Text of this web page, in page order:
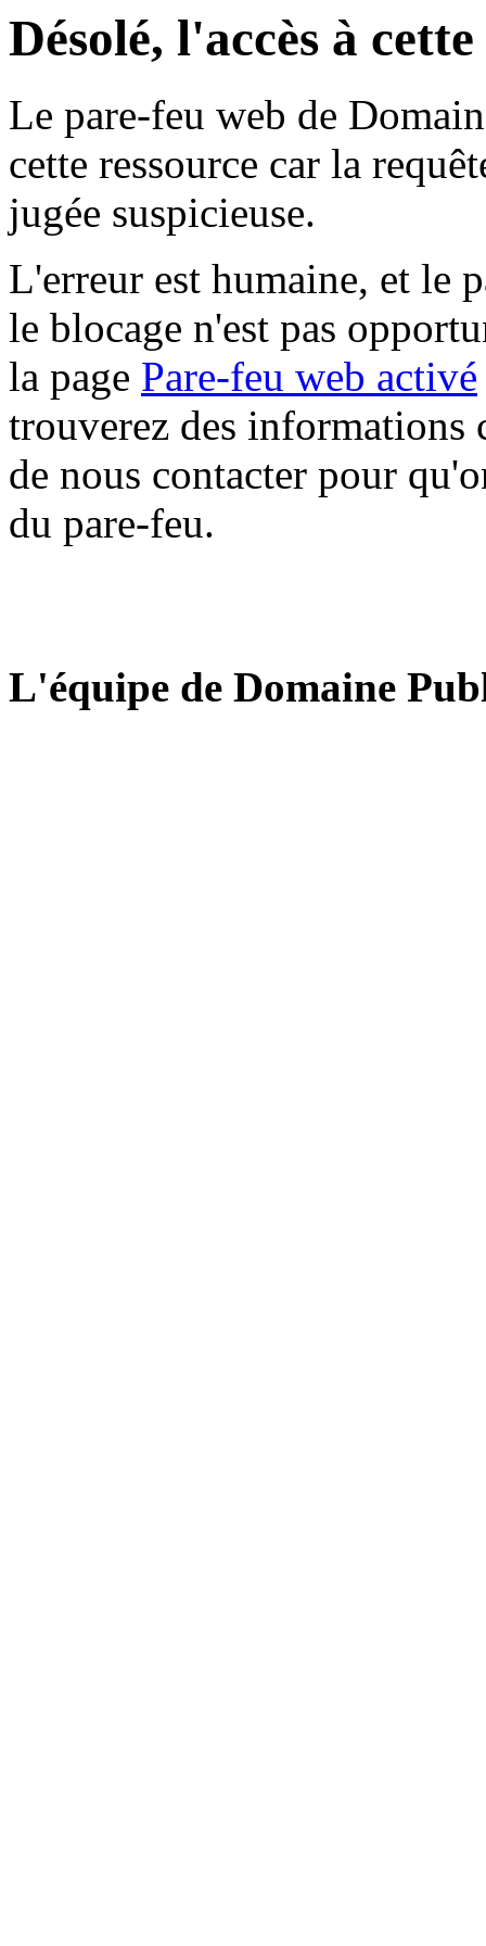
Désolé, l'accès à
Le pare-feu web de
cette ressource car la
jugée suspicieuse.
L'erreur est humaine, et le
le blocage n'est pas
la page Pare-feu web activé
trouverez des informations
de nous contacter pour
du pare-feu.
L'équipe de Domaine